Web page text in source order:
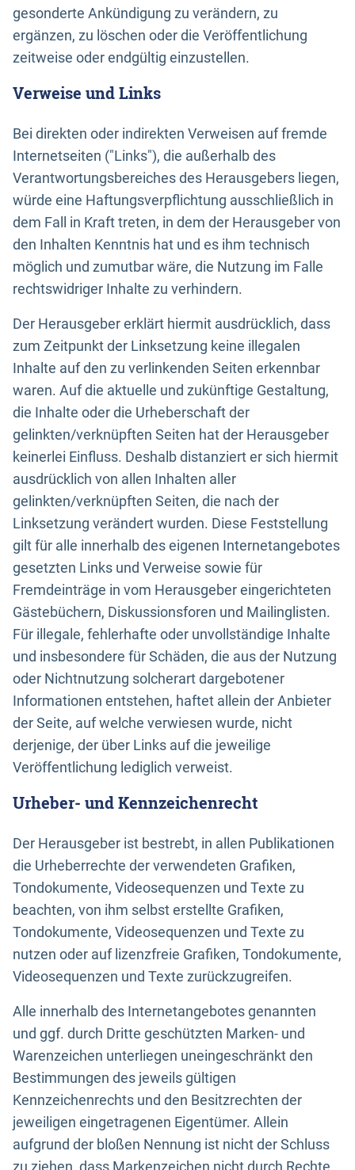
gesonderte Ankündigung zu verändern, zu
ergänzen, zu löschen oder die Veröffentlichung
zeitweise oder endgültig einzustellen.
Verweise und Links
Bei direkten oder indirekten Verweisen auf fremde
Internetseiten ("Links"), die außerhalb des
Verantwortungsbereiches des Herausgebers liegen,
würde eine Haftungsverpflichtung ausschließlich in
dem Fall in Kraft treten, in dem der Herausgeber von
den Inhalten Kenntnis hat und es ihm technisch
möglich und zumutbar wäre, die Nutzung im Falle
rechtswidriger Inhalte zu verhindern.
Der Herausgeber erklärt hiermit ausdrücklich, dass
zum Zeitpunkt der Linksetzung keine illegalen
Inhalte auf den zu verlinkenden Seiten erkennbar
waren. Auf die aktuelle und zukünftige Gestaltung,
die Inhalte oder die Urheberschaft der
gelinkten/verknüpften Seiten hat der Herausgeber
keinerlei Einfluss. Deshalb distanziert er sich hiermit
ausdrücklich von allen Inhalten aller
gelinkten/verknüpften Seiten, die nach der
Linksetzung verändert wurden. Diese Feststellung
gilt für alle innerhalb des eigenen Internetangebotes
gesetzten Links und Verweise sowie für
Fremdeinträge in vom Herausgeber eingerichteten
Gästebüchern, Diskussionsforen und Mailinglisten.
Für illegale, fehlerhafte oder unvollständige Inhalte
und insbesondere für Schäden, die aus der Nutzung
oder Nichtnutzung solcherart dargebotener
Informationen entstehen, haftet allein der Anbieter
der Seite, auf welche verwiesen wurde, nicht
derjenige, der über Links auf die jeweilige
Veröffentlichung lediglich verweist.
Urheber- und Kennzeichenrecht
Der Herausgeber ist bestrebt, in allen Publikationen
die Urheberrechte der verwendeten Grafiken,
Tondokumente, Videosequenzen und Texte zu
beachten, von ihm selbst erstellte Grafiken,
Tondokumente, Videosequenzen und Texte zu
nutzen oder auf lizenzfreie Grafiken, Tondokumente,
Videosequenzen und Texte zurückzugreifen.
Alle innerhalb des Internetangebotes genannten
und ggf. durch Dritte geschützten Marken- und
Warenzeichen unterliegen uneingeschränkt den
Bestimmungen des jeweils gültigen
Kennzeichenrechts und den Besitzrechten der
jeweiligen eingetragenen Eigentümer. Allein
aufgrund der bloßen Nennung ist nicht der Schluss
zu ziehen, dass Markenzeichen nicht durch Rechte